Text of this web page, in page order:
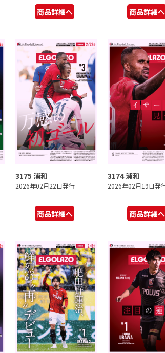
商品詳細へ 商品詳細へ
3175 浦和
2026年02月22日発行
商品詳細へ
3174 浦和
2026年02月19日発
商品詳細へ